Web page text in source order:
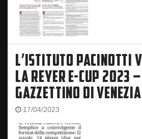
L’ISTITUTO PACINOTTI
LA REYER E-CUP 2023
GAZZETTINO DI VENEZIA
17/04/2023